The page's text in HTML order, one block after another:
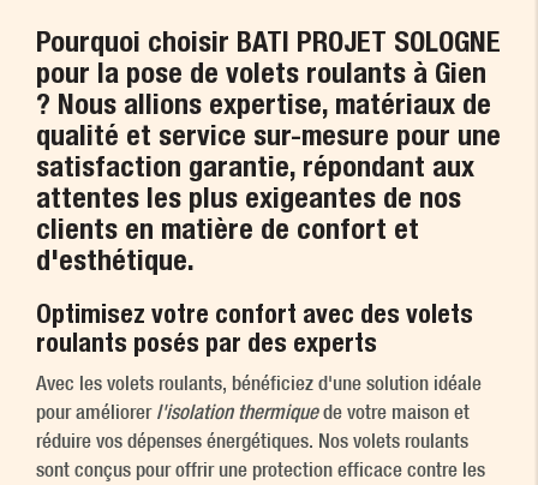
Pourquoi choisir BATI PROJET SOLOGNE
pour la pose de volets roulants à Gien
? Nous allions expertise, matériaux de
qualité et service sur-mesure pour une
satisfaction garantie, répondant aux
attentes les plus exigeantes de nos
clients en matière de confort et
d'esthétique.
Optimisez votre confort avec des volets
roulants posés par des experts
Avec les volets roulants, bénéficiez d'une solution idéale
pour améliorer l'isolation thermiquede votre maison et
réduire vos dépenses énergétiques. Nos volets roulants
sont conçus pour offrir une protection efficace contre les